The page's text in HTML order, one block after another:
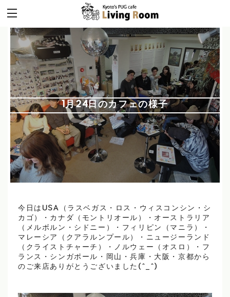
1月24日のカフェの様子
今日はUSA（ラスベガス・ロス・ウィスコンシン・シ
カゴ）・カナダ（モントリオール）・オーストラリア
（メルボルン・シドニー）・フィリピン（マニラ）・
マレーシア（クアラルンプール）・ニュージーランド
（クライストチャーチ）・ノルウェー（オスロ）・フ
ランス・シンガポール・岡山・兵庫・大阪・京都から
のご来店ありがとうございました(^_^)